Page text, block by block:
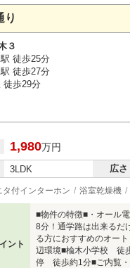
り
３
徒歩25分
徒歩27分
徒歩29分
1,980万円
3LDK 広さ
タ付インターホン 浴室乾燥機
ント
■物件の特徴■・オール
8分！通学路は出来るだ
る方におすすめのオー
辺環境■楡木小学校 徒
停 徒歩約1分■ご内覧・